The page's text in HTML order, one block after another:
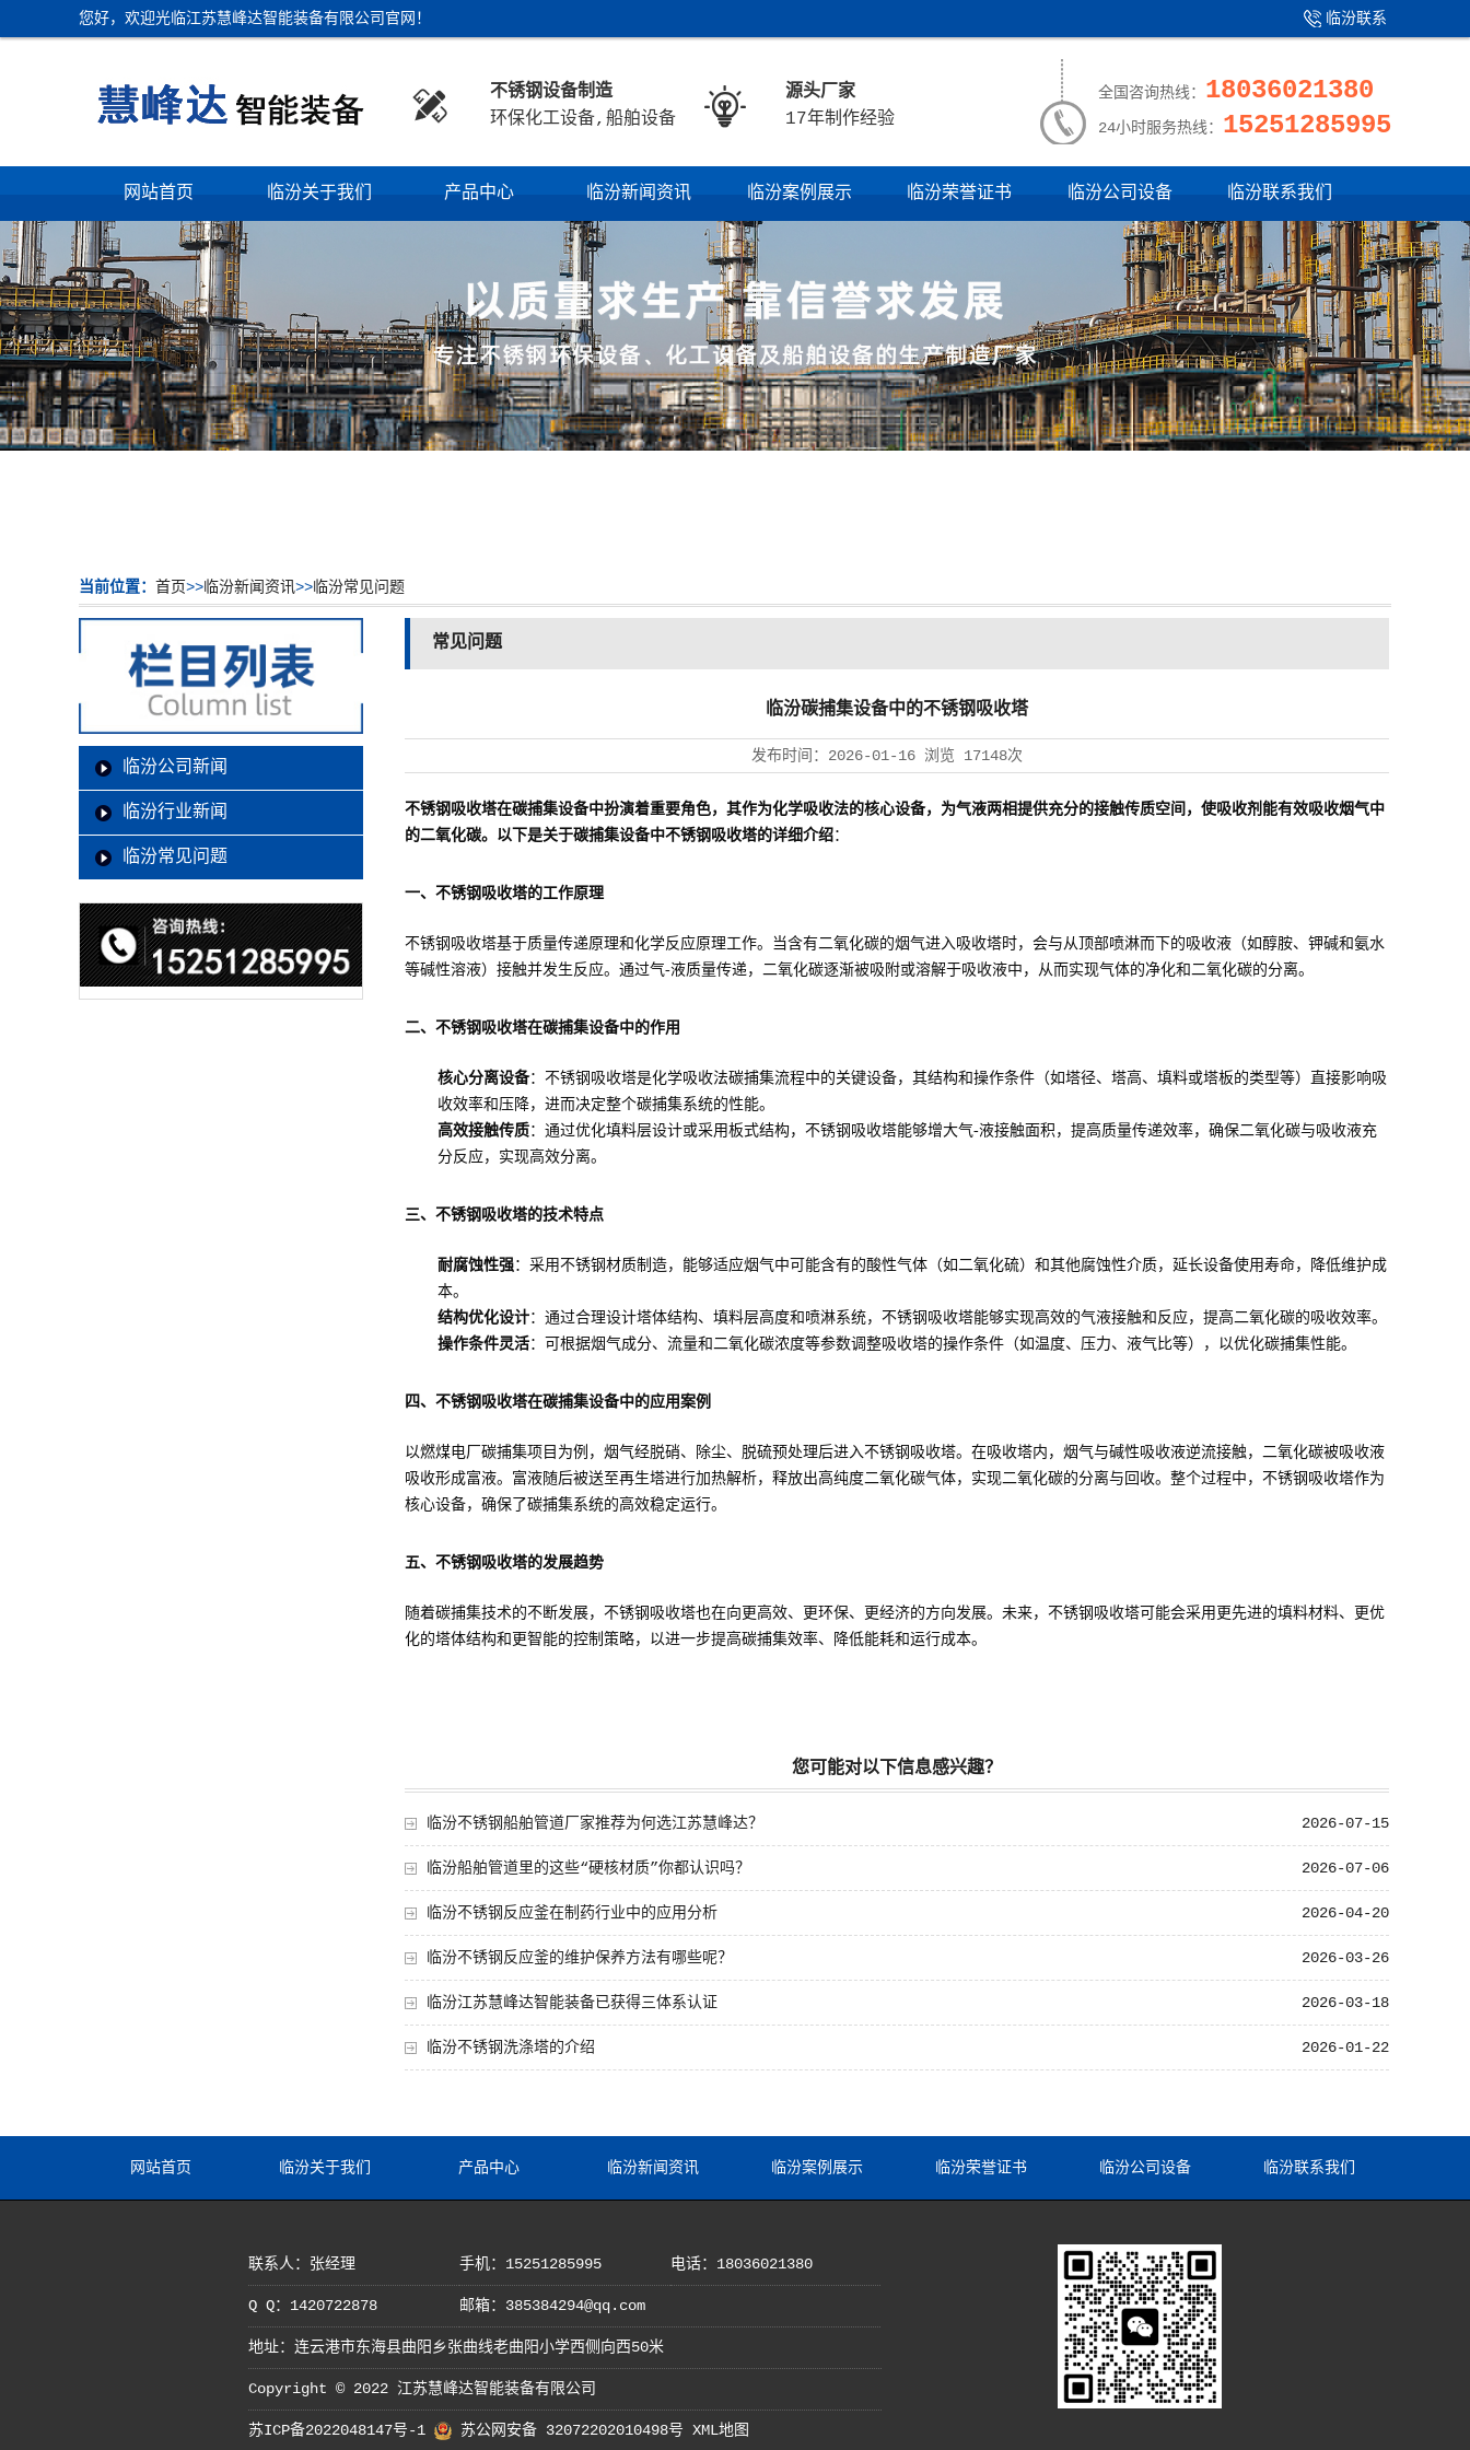
您好，欢迎光临江苏慧峰达智能装备有限公司官网！ 临汾联系

不锈钢设备制造
环保化工设备,船舶设备

源头厂家
17年制作经验
全国咨询热线： 18036021380
24小时服务热线： 15251285995
网站首页 临汾关于我们 产品中心 临汾新闻资讯 临汾案例展示 临汾荣誉证书 临汾公司设备 临汾联系我们
当前位置： 首页>> 临汾新闻资讯>> 临汾常见问题
临汾公司新闻
临汾行业新闻
临汾常见问题
常见问题
临汾碳捕集设备中的不锈钢吸收塔
发布时间： 2026-01-16 浏览 17148次
不锈钢吸收塔在碳捕集设备中扮演着重要角色，其作为化学吸收法的核心设备，为气液两相提供充分的接触传质空间，使吸收剂能有效吸收烟气中
的二氧化碳。以下是关于碳捕集设备中不锈钢吸收塔的详细介绍：
一、不锈钢吸收塔的工作原理
不锈钢吸收塔基于质量传递原理和化学反应原理工作。当含有二氧化碳的烟气进入吸收塔时，会与从顶部喷淋而下的吸收液（如醇胺、钾碱和氨水
等碱性溶液）接触并发生反应。通过气-液质量传递，二氧化碳逐渐被吸附或溶解于吸收液中，从而实现气体的净化和二氧化碳的分离。
二、不锈钢吸收塔在碳捕集设备中的作用
核心分离设备：不锈钢吸收塔是化学吸收法碳捕集流程中的关键设备，其结构和操作条件（如塔径、塔高、填料或塔板的类型等）直接影响吸
收效率和压降，进而决定整个碳捕集系统的性能。
高效接触传质：通过优化填料层设计或采用板式结构，不锈钢吸收塔能够增大气-液接触面积，提高质量传递效率，确保二氧化碳与吸收液充
分反应，实现高效分离。
三、不锈钢吸收塔的技术特点
耐腐蚀性强：采用不锈钢材质制造，能够适应烟气中可能含有的酸性气体（如二氧化硫）和其他腐蚀性介质，延长设备使用寿命，降低维护成
本。
结构优化设计：通过合理设计塔体结构、填料层高度和喷淋系统，不锈钢吸收塔能够实现高效的气液接触和反应，提高二氧化碳的吸收效率。
操作条件灵活：可根据烟气成分、流量和二氧化碳浓度等参数调整吸收塔的操作条件（如温度、压力、液气比等），以优化碳捕集性能。
四、不锈钢吸收塔在碳捕集设备中的应用案例
以燃煤电厂碳捕集项目为例，烟气经脱硝、除尘、脱硫预处理后进入不锈钢吸收塔。在吸收塔内，烟气与碱性吸收液逆流接触，二氧化碳被吸收液
吸收形成富液。富液随后被送至再生塔进行加热解析，释放出高纯度二氧化碳气体，实现二氧化碳的分离与回收。整个过程中，不锈钢吸收塔作为
核心设备，确保了碳捕集系统的高效稳定运行。
五、不锈钢吸收塔的发展趋势
随着碳捕集技术的不断发展，不锈钢吸收塔也在向更高效、更环保、更经济的方向发展。未来，不锈钢吸收塔可能会采用更先进的填料材料、更优
化的塔体结构和更智能的控制策略，以进一步提高碳捕集效率、降低能耗和运行成本。
您可能对以下信息感兴趣？
2026-07-15
临汾不锈钢船舶管道厂家推荐为何选江苏慧峰达？
2026-07-06
临汾船舶管道里的这些“硬核材质”你都认识吗？
2026-04-20
临汾不锈钢反应釜在制药行业中的应用分析
2026-03-26
临汾不锈钢反应釜的维护保养方法有哪些呢？
2026-03-18
临汾江苏慧峰达智能装备已获得三体系认证
2026-01-22
临汾不锈钢洗涤塔的介绍
网站首页 临汾关于我们 产品中心 临汾新闻资讯 临汾案例展示 临汾荣誉证书 临汾公司设备 临汾联系我们
联系人：张经理 手机：15251285995 电话：18036021380
Q Q：1420722878 邮箱：385384294@qq.com
地址：连云港市东海县曲阳乡张曲线老曲阳小学西侧向西50米
Copyright © 2022 江苏慧峰达智能装备有限公司
苏ICP备2022048147号-1 苏公网安备 32072202010498号 XML地图